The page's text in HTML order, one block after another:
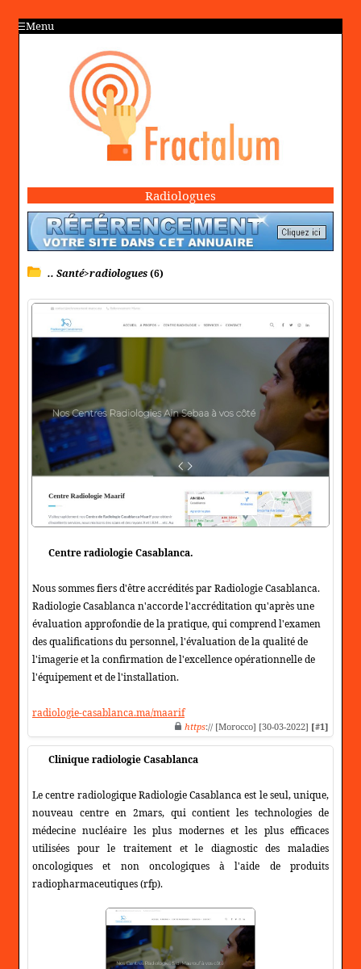
Menu
Radiologues
.. Santé>radiologues(6)
Centre radiologie Casablanca.
Nous sommes fiers d'être accrédités par Radiologie Casablanca.
Radiologie Casablanca n'accorde l'accréditation qu'après une
évaluation approfondie de la pratique, qui comprend l'examen
des qualifications du personnel, l'évaluation de la qualité de
l'imagerie et la confirmation de l'excellence opérationnelle de
l'équipement et de l'installation.
radiologie-casablanca.ma/maarif
https:// [Morocco] [30-03-2022] [#1]
Clinique radiologie Casablanca
Le centre radiologique Radiologie Casablanca est le seul, unique,
nouveau centre en 2mars, qui contient les technologies de
médecine nucléaire les plus modernes et les plus efficaces
utilisées pour le traitement et le diagnostic des maladies
oncologiques et non oncologiques à l'aide de produits
radiopharmaceutiques (rfp).